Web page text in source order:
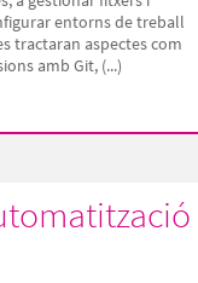
entorns de treball
tractaran aspectes com
amb Git, (...)